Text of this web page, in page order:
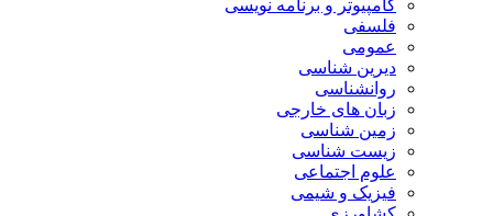
کامپیوتر و برنامه نویسی
فلسفی
عمومی
دیرین شناسی
روانشناسی
زبان های خارجی
زمین شناسی
زیست شناسی
علوم اجتماعی
فیزیک و شیمی